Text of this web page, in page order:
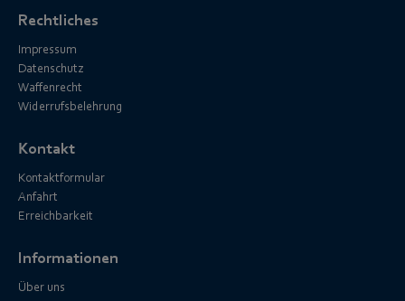
Rechtliches
Impressum
Datenschutz
Waffenrecht
Widerrufsbelehrung
Kontakt
Kontaktformular
Anfahrt
Erreichbarkeit
Informationen
Über uns